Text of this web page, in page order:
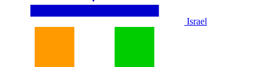
Israel